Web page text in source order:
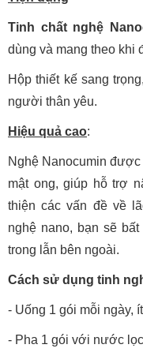
Tinh chất nghệ
dùng và mang theo khi
Hộp thiết kế sang
người thân yêu.
Hiệu quả cao:
Nghệ Nanocumin
mật ong, giúp hỗ trợ
thiện các vấn đề về
nghệ nano, bạn sẽ
trong lẫn bên ngoài.
Cách sử dụng tinh
- Uống 1 gói mỗi ngày,
- Pha 1 gói với nước